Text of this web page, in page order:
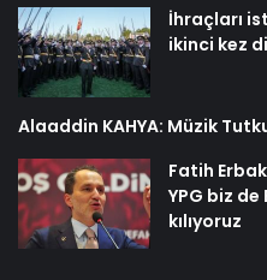
İhraçları
ikinci kez
Alaaddin KAHYA: Müzik
Fatih
YPG biz
kılıyoruz